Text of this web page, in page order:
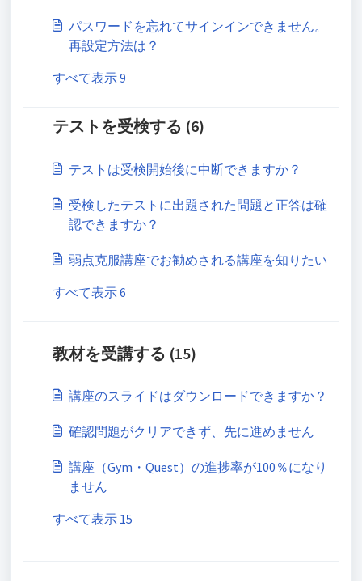
パスワードを忘れてサインインできません。
再設定方法は？
すべて表示 9
テストを受検する (6)
テストは受検開始後に中断できますか？
受検したテストに出題された問題と正答は確
認できますか？
弱点克服講座でお勧めされる講座を知りたい
すべて表示 6
教材を受講する (15)
講座のスライドはダウンロードできますか？
確認問題がクリアできず、先に進めません
講座（Gym・Quest）の進捗率が100％になり
ません
すべて表示 15